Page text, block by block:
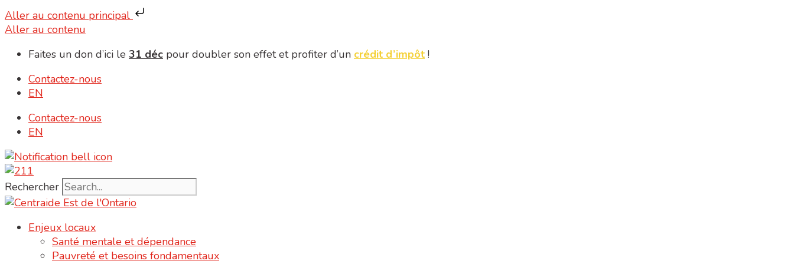
Aller au contenu principal
Aller au contenu
Faites un don d’ici le 31 déc pour doubler son effet et profiter d’un crédit d’impôt !
Contactez-nous
EN
Contactez-nous
EN
Rechercher
Enjeux locaux
Santé mentale et dépendance
Pauvreté et besoins fondamentaux